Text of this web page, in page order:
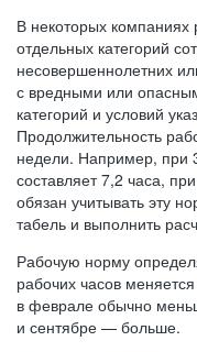
В некоторых
отдельных категорий
несовершеннолетних
с вредными или
категорий и условий
Продолжительность
недели. Например, при
составляет 7,2 часа, при
обязан учитывать эту
табель и выполнить
Рабочую норму
рабочих часов
в феврале обычно
и сентябре — больше.